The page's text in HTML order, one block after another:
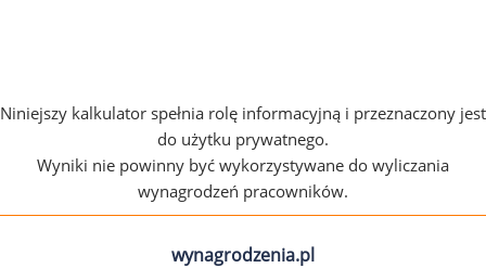
Niniejszy kalkulator spełnia rolę informacyjną i przeznaczony jest
do użytku prywatnego.
Wyniki nie powinny być wykorzystywane do wyliczania
wynagrodzeń pracowników.
wynagrodzenia.pl